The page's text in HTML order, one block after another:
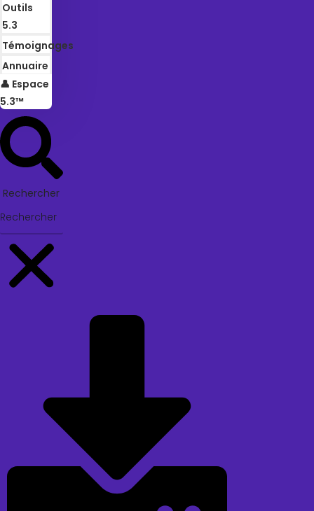
Outils
5.3
Témoignages
Annuaire
👤 Espace
5.3™
Rechercher